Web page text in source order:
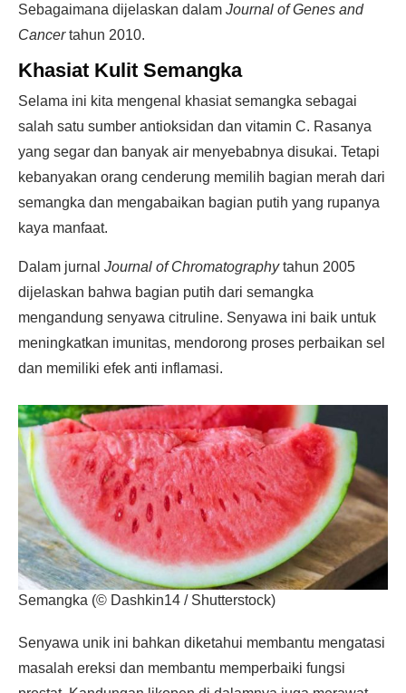
Sebagaimana dijelaskan dalam Journal of Genes and
Cancertahun 2010.
Khasiat Kulit Semangka
Selama ini kita mengenal khasiat semangka sebagai
salah satu sumber antioksidan dan vitamin C. Rasanya
yang segar dan banyak air menyebabnya disukai. Tetapi
kebanyakan orang cenderung memilih bagian merah dari
semangka dan mengabaikan bagian putih yang rupanya
kaya manfaat.
Dalam jurnal Journal of Chromatographytahun 2005
dijelaskan bahwa bagian putih dari semangka
mengandung senyawa citruline. Senyawa ini baik untuk
meningkatkan imunitas, mendorong proses perbaikan sel
dan memiliki efek anti inflamasi.
Semangka (© Dashkin14 / Shutterstock)
Senyawa unik ini bahkan diketahui membantu mengatasi
masalah ereksi dan membantu memperbaiki fungsi